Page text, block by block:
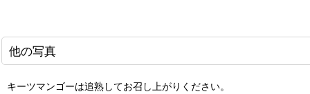
他の写真
キーツマンゴーは追熟してお召し上がりください。